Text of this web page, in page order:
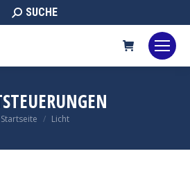
Search:
SUCHE
Sie befinden sich hier:
Startseite Licht